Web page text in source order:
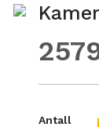
Antall
Gå
begynnelsen